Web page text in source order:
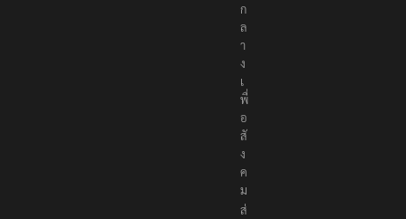
ก
ล
า
ง
เ
พื่
อ
สั
ง
ค
ม
ส่